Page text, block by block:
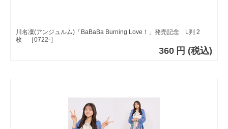
川名凜(アンジュルム)「BaBaBa Burning Love！」発売記念 L判 2
枚 ［0722-］
360 円 (税込)